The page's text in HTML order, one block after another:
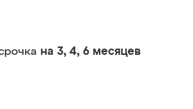
на 3, 4, 6 месяцев